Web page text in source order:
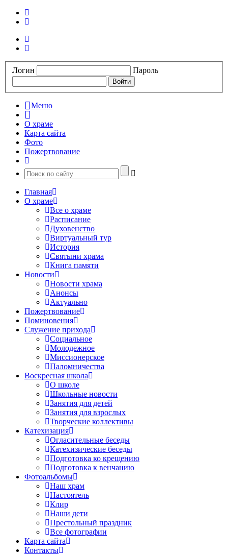
Логин Пароль
Меню
О храме
Карта сайта
Фото
Пожертвование
Главная
О храме
Все о храме
Расписание
Духовенство
Виртуальный тур
История
Святыни храма
Книга памяти
Новости
Новости храма
Анонсы
Актуально
Пожертвование
Поминовения
Служение прихода
Социальное
Молодежное
Миссионерское
Паломничества
Воскресная школа
О школе
Школьные новости
Занятия для детей
Занятия для взрослых
Творческие коллективы
Катехизация
Огласительные беседы
Катехизические беседы
Подготовка ко крещению
Подготовка к венчанию
Фотоальбомы
Наш храм
Настоятель
Клир
Наши дети
Престольный праздник
Все фотографии
Карта сайта
Контакты